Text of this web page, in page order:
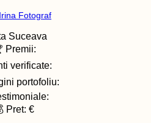
Fotograf
Suceava
Premii:
verificate:
portofoliu:
Pret: €